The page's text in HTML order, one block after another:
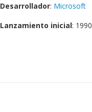
Desarrollador: Microsoft
Lanzamiento inicial: 1990